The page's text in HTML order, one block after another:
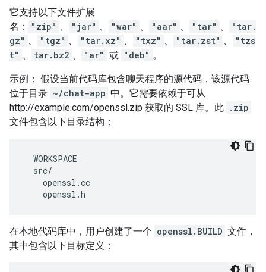
它支持以下文件扩展
名：
"zip" 、 "jar" 、 "war" 、 "aar" 、 "tar" 、
"tar.
gz" 、 "tgz" 、 "tar.xz" 、 "txz" 、 "tar.zst" 、
"tzs
t" 、 tar.bz2 、 "ar" 或 "deb" 。
示例： 假设当前代码库包含聊天程序的源代码，该源代码
位于目录 ~/chat-app 中。它需要依赖于可从
http://example.com/openssl.zip 获取的 SSL 库。此 .zip
文件包含以下目录结构：
  WORKSPACE
  src/
    openssl.cc
在本地代码库中，用户创建了一个 openssl.BUILD 文件，
其中包含以下目标定义：